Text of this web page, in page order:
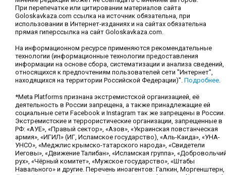
При перепечатке или цитировании материалов сайта
Goloskavkaza.com ссылка на источник обязательна, при
использовании в Интернет-изданиях и на сайтах обязательна
прямая гиперссылка на сайт Goloskavkaza.com.
На информационном ресурсе применяются рекомендательные
технологии (информационные технологии предоставления
информации на основе сбора, систематизации и анализа сведений,
относящихся к предпочтениям пользователей сети "Интернет",
находящихся на территории Российской Федерации)". Подробнее
*Meta Platforms признана экстремистской организацией, её
деятельность в России запрещена, а также принадлежащие ей
социальные сети Facebook и Instagram так же запрещены в России.
Экстремистские и террористические организации, запрещенные в
РФ: «АУЕ», «Правый сектор», «Азов», «Украинская повстанческая
армия», «ИГИЛ» (ИГ, Исламское государство), «Аль-Каида», «УНА-
УНСО», «Меджлис крымско-татарского народа», «Свидетели
Иеговы», «Движение Талибан», «Исламская группа»,
рух», «Чёрный комитет», «Мужское государство», «Штабы
Навального» и другие. Перечень иноагентов: Галкин, Моргенштерн,